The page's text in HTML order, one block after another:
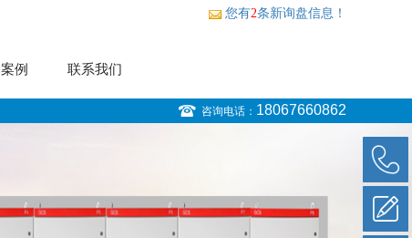
您有2条新询盘信息！
例 联系我们
咨询电话： 18067660862